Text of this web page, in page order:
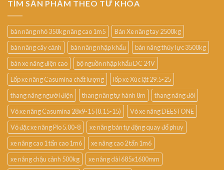
TÌM SẢN PHẨM THEO TỪ KHÓA
bàn nâng nhỏ 350kg nâng cao 1m5
Bán Xe nâng tay 2500kg
bàn nâng cây cảnh
bàn nâng nhập khẩu
bàn nâng thủy lực 3500kg
bán xe nâng điện cao
bộ nguồn nhập khẩu DC 24V
Lốp xe nâng Casumina chất lượng
lốp xe Xúc lật 29.5-25
thang nâng người điện
thang nâng tự hành 8m
thang nâng đôi
Vỏ xe nâng Casumina 28x9-15 (8.15-15)
Vỏ xe nâng DEESTONE
Vỏ đặc xe nâng Pio 5.00-8
xe nâng bán tự động quay đổ phuy
xe nâng cao 1 tấn cao 1m6
xe nâng cao 2 tấn 1m6
xe nâng chậu cảnh 500kg
xe nâng dài 685x1600mm